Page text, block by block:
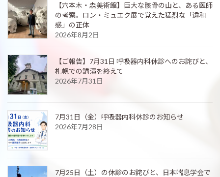
【六本木・森美術館】巨大な骸骨の山と、ある医師
の考察。ロン・ミュエク展で覚えた猛烈な「違和
感」の正体
2026年8月2日
【ご報告】7月31日 呼吸器内科休診へのお詫びと、
札幌での講演を終えて
2026年7月31日
7月31日（金）呼吸器内科休診のお知らせ
2026年7月28日
7月25日（土）の休診のお詫びと、日本喘息学会で